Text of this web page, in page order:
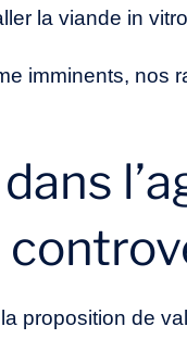
la viande in
imminents, nos
proposition de